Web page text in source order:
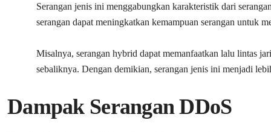
Serangan jenis ini menggabungkan karakteristik dari
serangan dapat meningkatkan kemampuan serangan untuk
Misalnya, serangan hybrid dapat memanfaatkan lalu lintas
sebaliknya. Dengan demikian, serangan jenis ini menjadi
Dampak Serangan DDoS